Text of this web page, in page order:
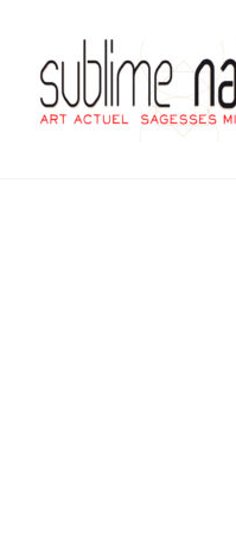
contenu
principal